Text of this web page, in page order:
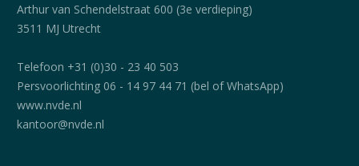
Arthur van Schendelstraat 600 (3e verdieping)
3511 MJ Utrecht
Telefoon +31 (0)30 - 23 40 503
Persvoorlichting 06 - 14 97 44 71 (bel of WhatsApp)
www.nvde.nl
kantoor@nvde.nl